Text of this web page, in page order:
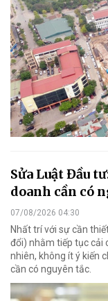
Sửa Luật Đầu
doanh cần có
07/08/2026 04:30
Nhất trí với sự cần
đổi) nhằm tiếp tục cải
nhiên, không ít ý kiến
cần có nguyên tắc.